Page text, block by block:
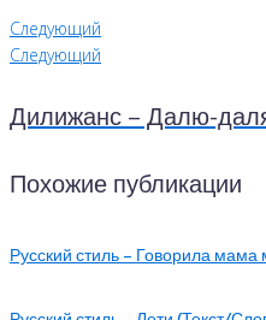
Следующий
Следующий
Дилижанс – Далю-
Похожие публикации
Русский стиль – Говорила